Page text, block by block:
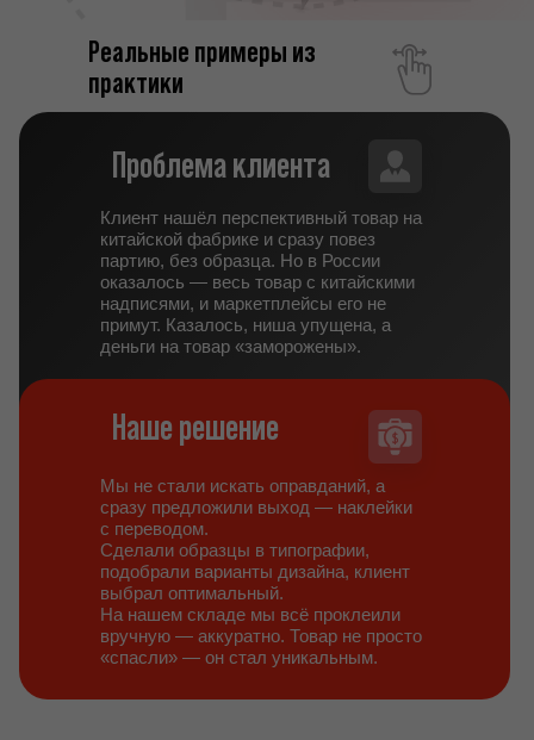
Реальные примеры из
практики
Проблема клиента
Клиент нашёл перспективный товар на
китайской фабрике и сразу повез
партию, без образца. Но в России
оказалось — весь товар с китайскими
надписями, и маркетплейсы его не
примут. Казалось, ниша упущена, а
деньги на товар «заморожены».
Наше решение
Мы не стали искать оправданий, а
сразу предложили выход — наклейки
с переводом.
Сделали образцы в типографии,
подобрали варианты дизайна, клиент
выбрал оптимальный.
На нашем складе мы всё проклеили
вручную — аккуратно. Товар не просто
«спасли» — он стал уникальным.